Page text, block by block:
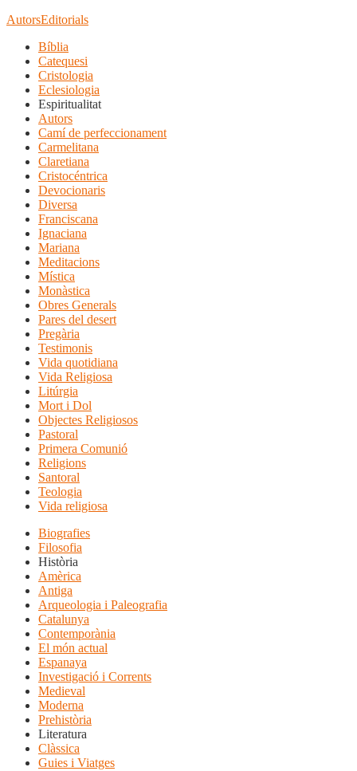
AutorsEditorials
Bíblia
Catequesi
Cristologia
Eclesiologia
Espiritualitat
Autors
Camí de perfeccionament
Carmelitana
Claretiana
Cristocéntrica
Devocionaris
Diversa
Franciscana
Ignaciana
Mariana
Meditacions
Mística
Monàstica
Obres Generals
Pares del desert
Pregària
Testimonis
Vida quotidiana
Vida Religiosa
Litúrgia
Mort i Dol
Objectes Religiosos
Pastoral
Primera Comunió
Religions
Santoral
Teologia
Vida religiosa
Biografies
Filosofia
Història
Amèrica
Antiga
Arqueologia i Paleografia
Catalunya
Contemporània
El món actual
Espanaya
Investigació i Corrents
Medieval
Moderna
Prehistòria
Literatura
Clàssica
Guies i Viatges